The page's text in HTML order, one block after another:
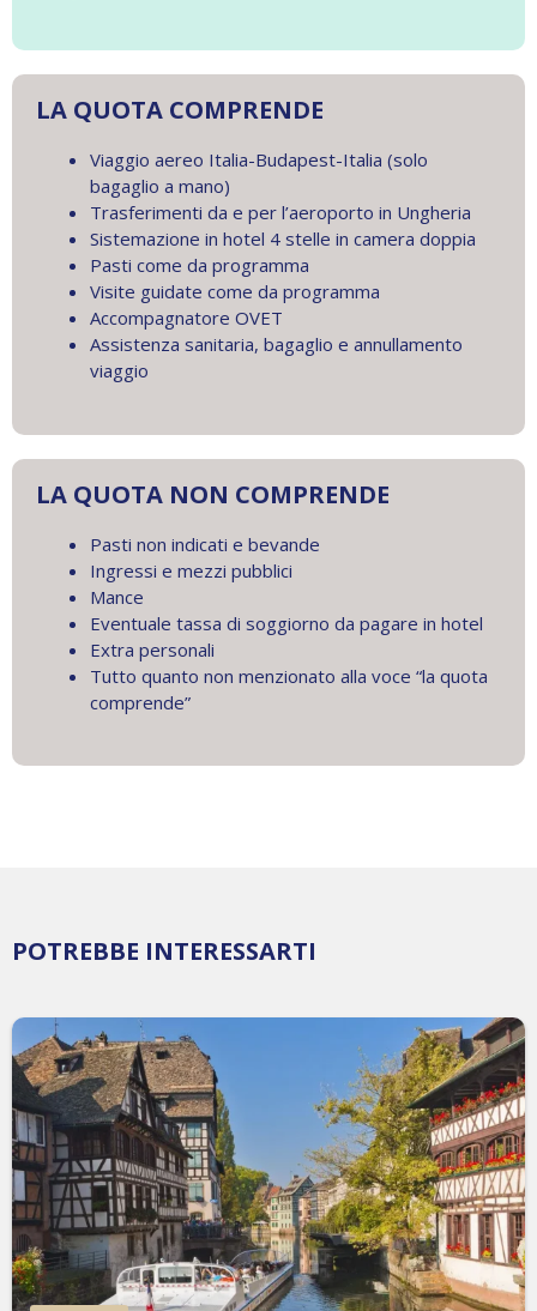
LA QUOTA COMPRENDE
Viaggio aereo Italia-Budapest-Italia (solo
bagaglio a mano)
Trasferimenti da e per l’aeroporto in Ungheria
Sistemazione in hotel 4 stelle in camera doppia
Pasti come da programma
Visite guidate come da programma
Accompagnatore OVET
Assistenza sanitaria, bagaglio e annullamento
viaggio
LA QUOTA NON COMPRENDE
Pasti non indicati e bevande
Ingressi e mezzi pubblici
Mance
Eventuale tassa di soggiorno da pagare in hotel
Extra personali
Tutto quanto non menzionato alla voce “la quota
comprende”
POTREBBE INTERESSARTI